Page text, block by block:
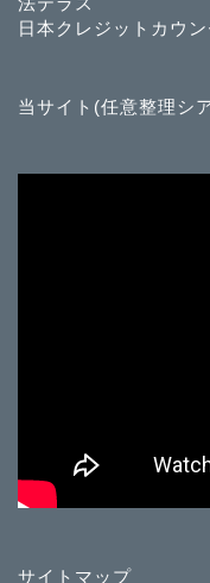
日本クレジットカウ
当サイト(任意整理シ
サイトマップ